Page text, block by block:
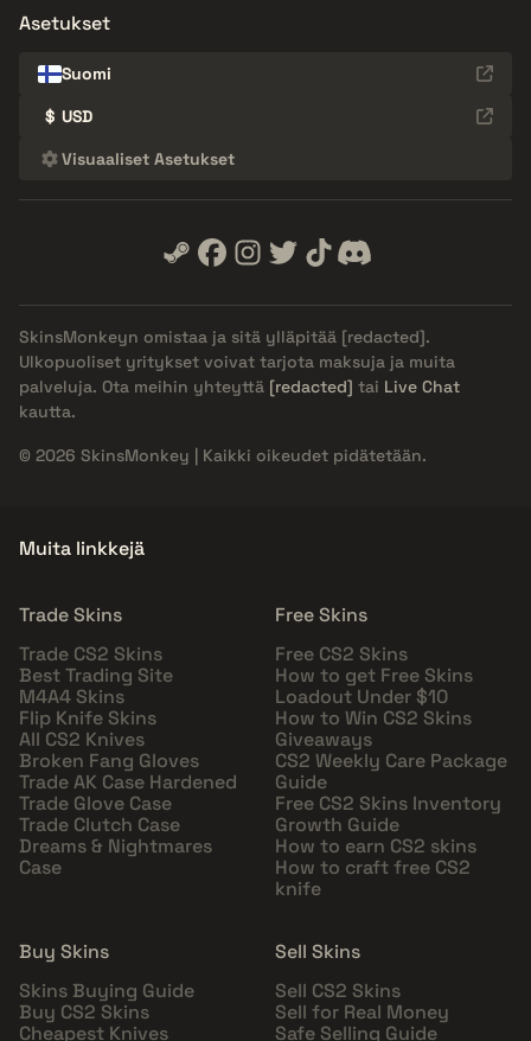
Asetukset
Suomi
$ USD
Visuaaliset Asetukset
SkinsMonkeyn omistaa ja sitä ylläpitää [redacted].
Ulkopuoliset yritykset voivat tarjota maksuja ja muita
palveluja. Ota meihin yhteyttä [redacted] tai Live Chat
kautta.
© 2026 SkinsMonkey | Kaikki oikeudet pidätetään.
Muita linkkejä
Trade Skins
Trade CS2 Skins
Best Trading Site
M4A4 Skins
Flip Knife Skins
All CS2 Knives
Broken Fang Gloves
Trade AK Case Hardened
Trade Glove Case
Trade Clutch Case
Dreams & Nightmares
Case
Free Skins
Free CS2 Skins
How to get Free Skins
Loadout Under $10
How to Win CS2 Skins
Giveaways
CS2 Weekly Care Package
Guide
Free CS2 Skins Inventory
Growth Guide
How to earn CS2 skins
How to craft free CS2
knife
Buy Skins
Skins Buying Guide
Buy CS2 Skins
Cheapest Knives
Sell Skins
Sell CS2 Skins
Sell for Real Money
Safe Selling Guide